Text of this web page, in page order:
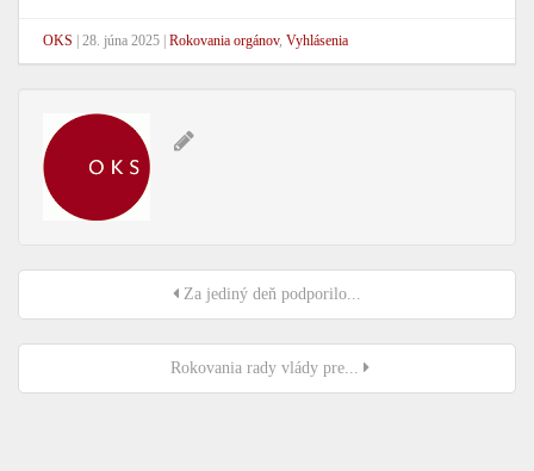
OKS 28. júna 2025 Rokovania orgánov, Vyhlásenia
Za jediný deň podporilo...
Rokovania rady vlády pre...